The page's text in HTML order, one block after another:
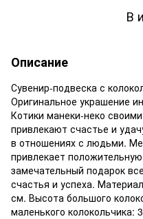
В
Описание
Сувенир-подвеска с
Оригинальное украшение
Котики манеки-неко
привлекают счастье и
в отношениях с людьми.
привлекает
замечательный подарок
счастья и успеха.
см. Высота большого
маленького колокольчика: